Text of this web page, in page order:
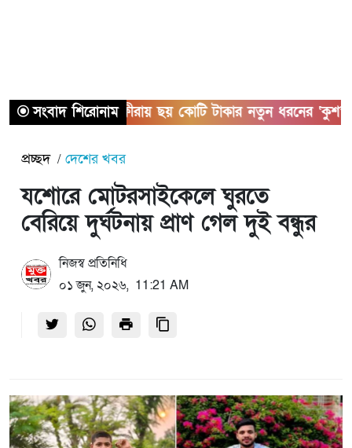
সংবাদ শিরোনাম
সাতক্ষীরায় ছয় কোটি টাকার নতুন ধরনের ‘কুশ’
প্রচ্ছদ দেশের খবর
যশোরে মোটরসাইকেলে ঘুরতে
বেরিয়ে দুর্ঘটনায় প্রাণ গেল দুই বন্ধুর
নিজস্ব প্রতিনিধি
০১ জুন, ২০২৬, 11:21 AM